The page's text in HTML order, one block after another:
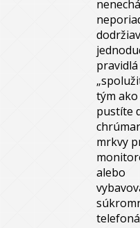
pravidlá
tým ako
pustíte
mrkvy
alebo